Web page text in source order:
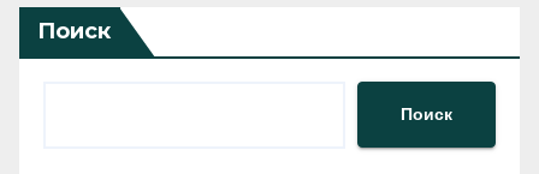
Поиск
Поиск